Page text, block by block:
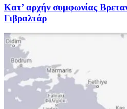
Κατ’ αρχήν συμφωνίας
Γιβραλτάρ